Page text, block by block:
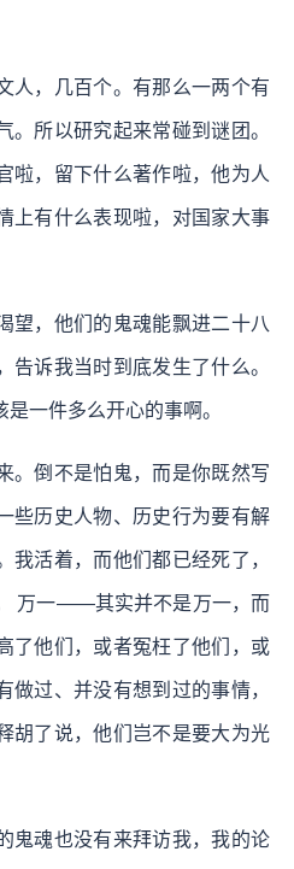
人，几百个。有那么一两个有
。所以研究起来常碰到谜团。
啦，留下什么著作啦，他为人
上有什么表现啦，对国家大事
望，他们的鬼魂能飘进二十八
告诉我当时到底发生了什么。
一件多么开心的事啊。
。倒不是怕鬼，而是你既然写
些历史人物、历史行为要有解
我活着，而他们都已经死了，
万一——其实并不是万一，而
了他们，或者冤枉了他们，或
做过、并没有想到过的事情，
胡了说，他们岂不是要大为光
鬼魂也没有来拜访我，我的论